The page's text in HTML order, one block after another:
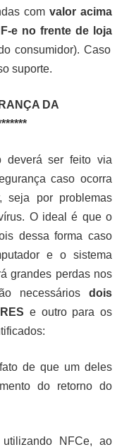
comvalor acima
e no frente de loja
consumidor). Caso
suporte.
DA
deverá ser feito via
caso ocorra
seja por problemas
O ideal é que o
dessa forma caso
e o sistema
grandes perdas nos
necessários dois
e outro para os
de que um deles
do retorno do
NFCe, ao